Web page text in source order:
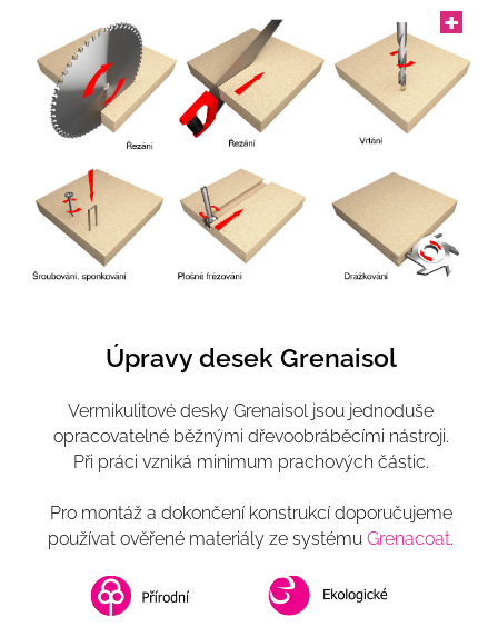
Úpravy desek Grenaisol
Vermikulitové desky Grenaisol jsou jednoduše
opracovatelné běžnými dřevoobráběcími nástroji.
Při práci vzniká minimum prachových částic.
Pro montáž a dokončení konstrukcí doporučujeme
používat ověřené materiály ze systému Grenacoat.